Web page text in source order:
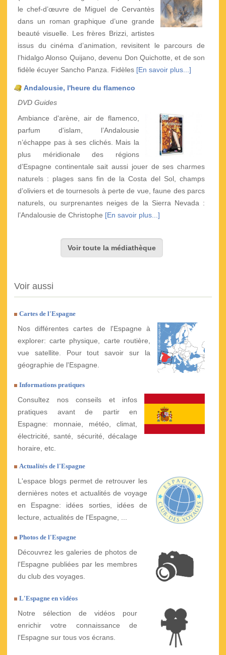
le chef-d’œuvre de Miguel de Cervantès
dans un roman graphique d’une grande
beauté visuelle. Les frères Brizzi, artistes
issus du cinéma d’animation, revisitent le parcours de
l’hidalgo Alonso Quijano, devenu Don Quichotte, et de son
fidèle écuyer Sancho Panza. Fidèles [En savoir plus...]
Andalousie, l'heure du flamenco
DVD Guides
Ambiance d'arène, air de flamenco,
parfum d'islam, l’Andalousie
n’échappe pas à ses clichés. Mais la
plus méridionale des régions
d’Espagne continentale sait aussi jouer de ses charmes
naturels : plages sans fin de la Costa del Sol, champs
d’oliviers et de tournesols à perte de vue, faune des parcs
naturels, ou surprenantes neiges de la Sierra Nevada :
l’Andalousie de Christophe [En savoir plus...]
Voir toute la médiathèque
Voir aussi
Cartes de l'Espagne
Nos différentes cartes de l'Espagne à
explorer: carte physique, carte routière,
vue satellite. Pour tout savoir sur la
géographie de l'Espagne.
Informations pratiques
Consultez nos conseils et infos
pratiques avant de partir en
Espagne: monnaie, météo, climat,
électricité, santé, sécurité, décalage
horaire, etc.
Actualités de l'Espagne
L'espace blogs permet de retrouver les
dernières notes et actualités de voyage
en Espagne: idées sorties, idées de
lecture, actualités de l'Espagne, ...
Photos de l'Espagne
Découvrez les galeries de photos de
l'Espagne publiées par les membres
du club des voyages.
L'Espagne en vidéos
Notre sélection de vidéos pour
enrichir votre connaissance de
l'Espagne sur tous vos écrans.